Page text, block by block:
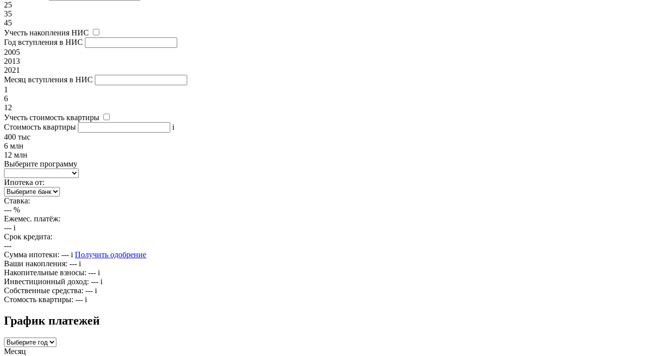
25
35
45
Учесть накопления НИС
Год вступления в НИС
2005
2013
2021
Месяц вступления в НИС
1
6
12
Учесть стоимость квартиры
Стоимость квартиры
i
400 тыс
6 млн
12 млн
Выберите программу
Ипотека от:
Ставка:
--- %
Ежемес. платёж:
--- i
Срок кредита:
---
Сумма ипотеки: --- i Получить одобрение
Ваши накопления: --- i
Накопительные взносы: --- i
Инвестиционный доход: --- i
Собственные средства: --- i
Стомость квартиры: --- i
График платежей
Месяц